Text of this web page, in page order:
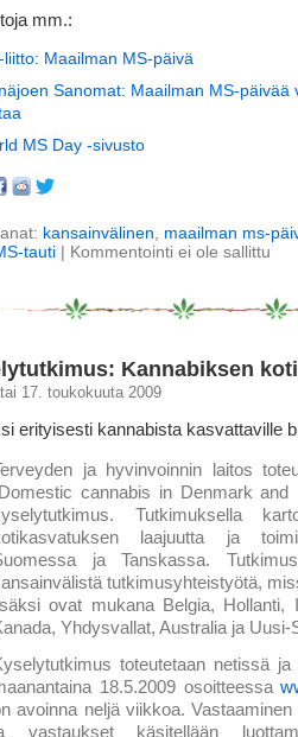
mm.:
liitto: Maailman MS-päivä
Sanomat: Maailman MS-päivää
MS Day -sivusto
kansainvälinen
maailman ms-
tauti | Kommentointi ei ole sallittu
Kannabiksen
17. toukokuuta 2009
erityisesti kannabista kasvattaville
ja hyvinvoinnin laitos
cannabis in Denmark and
Tutkimuksella
laajuutta ja
ja Tanskassa.
tutkimusyhteistyötä,
ovat mukana Belgia, Hollanti,
Yhdysvallat, Australia ja Uusi-
toteutetaan netissä
18.5.2009 osoitteessa
avoinna neljä viikkoa.
vastaukset käsitellään